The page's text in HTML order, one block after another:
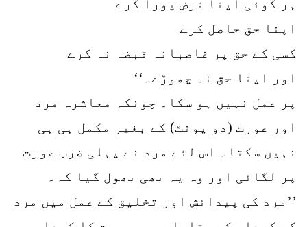
ہر کوئی اپنا فرض پورا کرے
اپنا حق حاصل کرے
کسی کے حق پر غاصبانہ قبضہ نہ کرے
اور اپنا حق نہ چھوڑے۔‘‘
پر عمل نہیں ہو سکا۔ چونکہ معاشرہ مرد
اور عورت (دو یونٹ) کے بغیر مکمل ہی ہی
نہیں سکتا۔ اس لئے مرد نے پہلی ضرب عورت
پر لگائی اور وہ یہ بھی بھول گیا کہ۔
’’مرد کی پیدائش اور تخلیق کے عمل میں مرد